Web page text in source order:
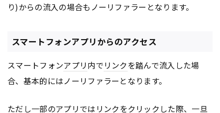
り)からの流入の場合もノーリファラーとなります。
スマートフォンアプリからのアクセス
スマートフォンアプリ内でリンクを踏んで流入した場
合、基本的にはノーリファラーとなります。
ただし一部のアプリでは リンクをクリックした際、一旦